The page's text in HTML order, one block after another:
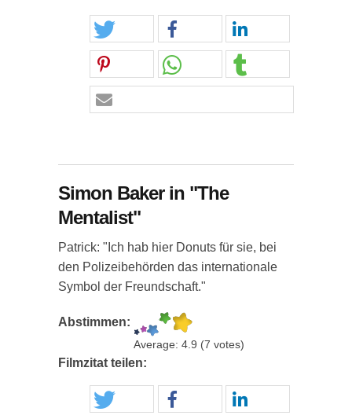
Simon Baker in "The
Mentalist"
Patrick: "Ich hab hier Donuts für sie, bei
den Polizeibehörden das internationale
Symbol der Freundschaft."
Abstimmen:
Average: 4.9 (7 votes)
Filmzitat teilen: